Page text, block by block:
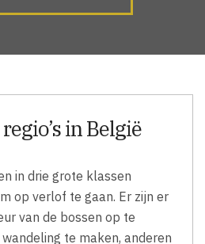
in België
in drie grote klassen
op verlof te gaan. Er zijn er
van de bossen op te
te maken, anderen